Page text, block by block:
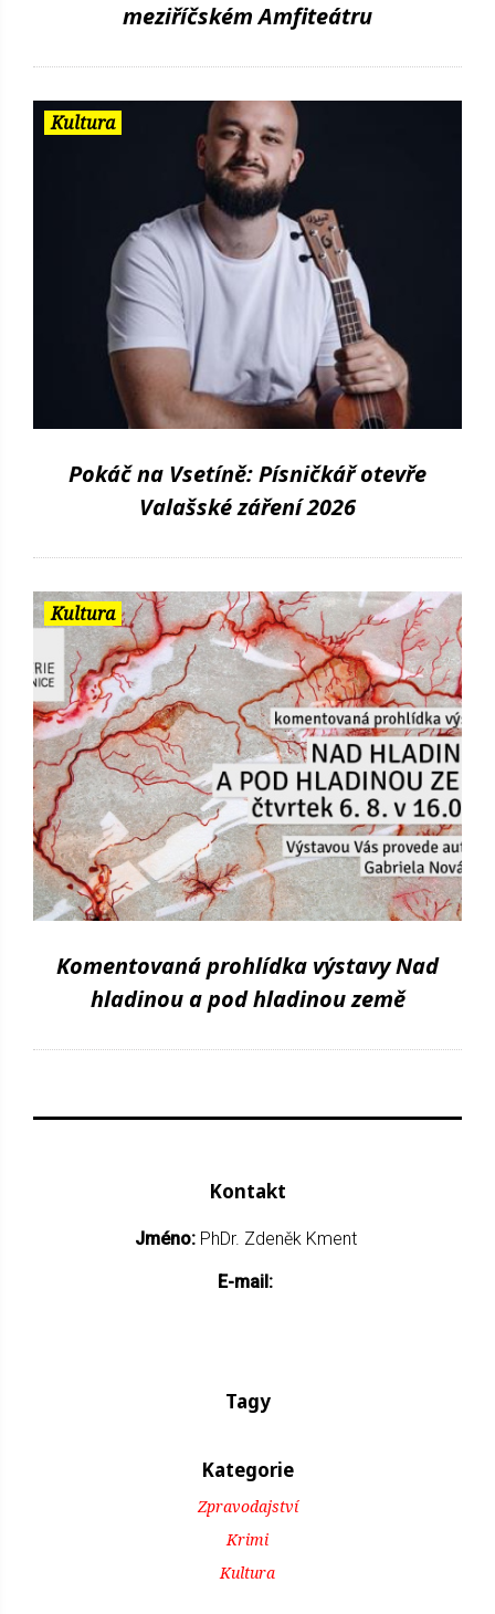
meziříčském Amfiteátru
Kultura
Pokáč na Vsetíně: Písničkář otevře
Valašské záření 2026
Kultura
Komentovaná prohlídka výstavy Nad
hladinou a pod hladinou země
Kontakt
Jméno: PhDr. Zdeněk Kment
E-mail:
Tagy
Kategorie
Zpravodajství
Krimi
Kultura